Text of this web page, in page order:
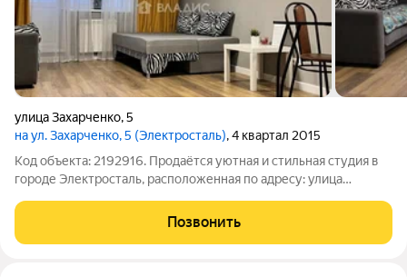
улица Захарченко,5
на ул. Захарченко, 5 (Электросталь), 4 квартал 2015
Код объекта: 2192916. Продаётся уютная и стильная студия в
городе Электросталь, расположенная по адресу: улица
доме 2015 года постройки. Общая площадь составляет 31 кв. м.
В квартире выполнен
Позвонить